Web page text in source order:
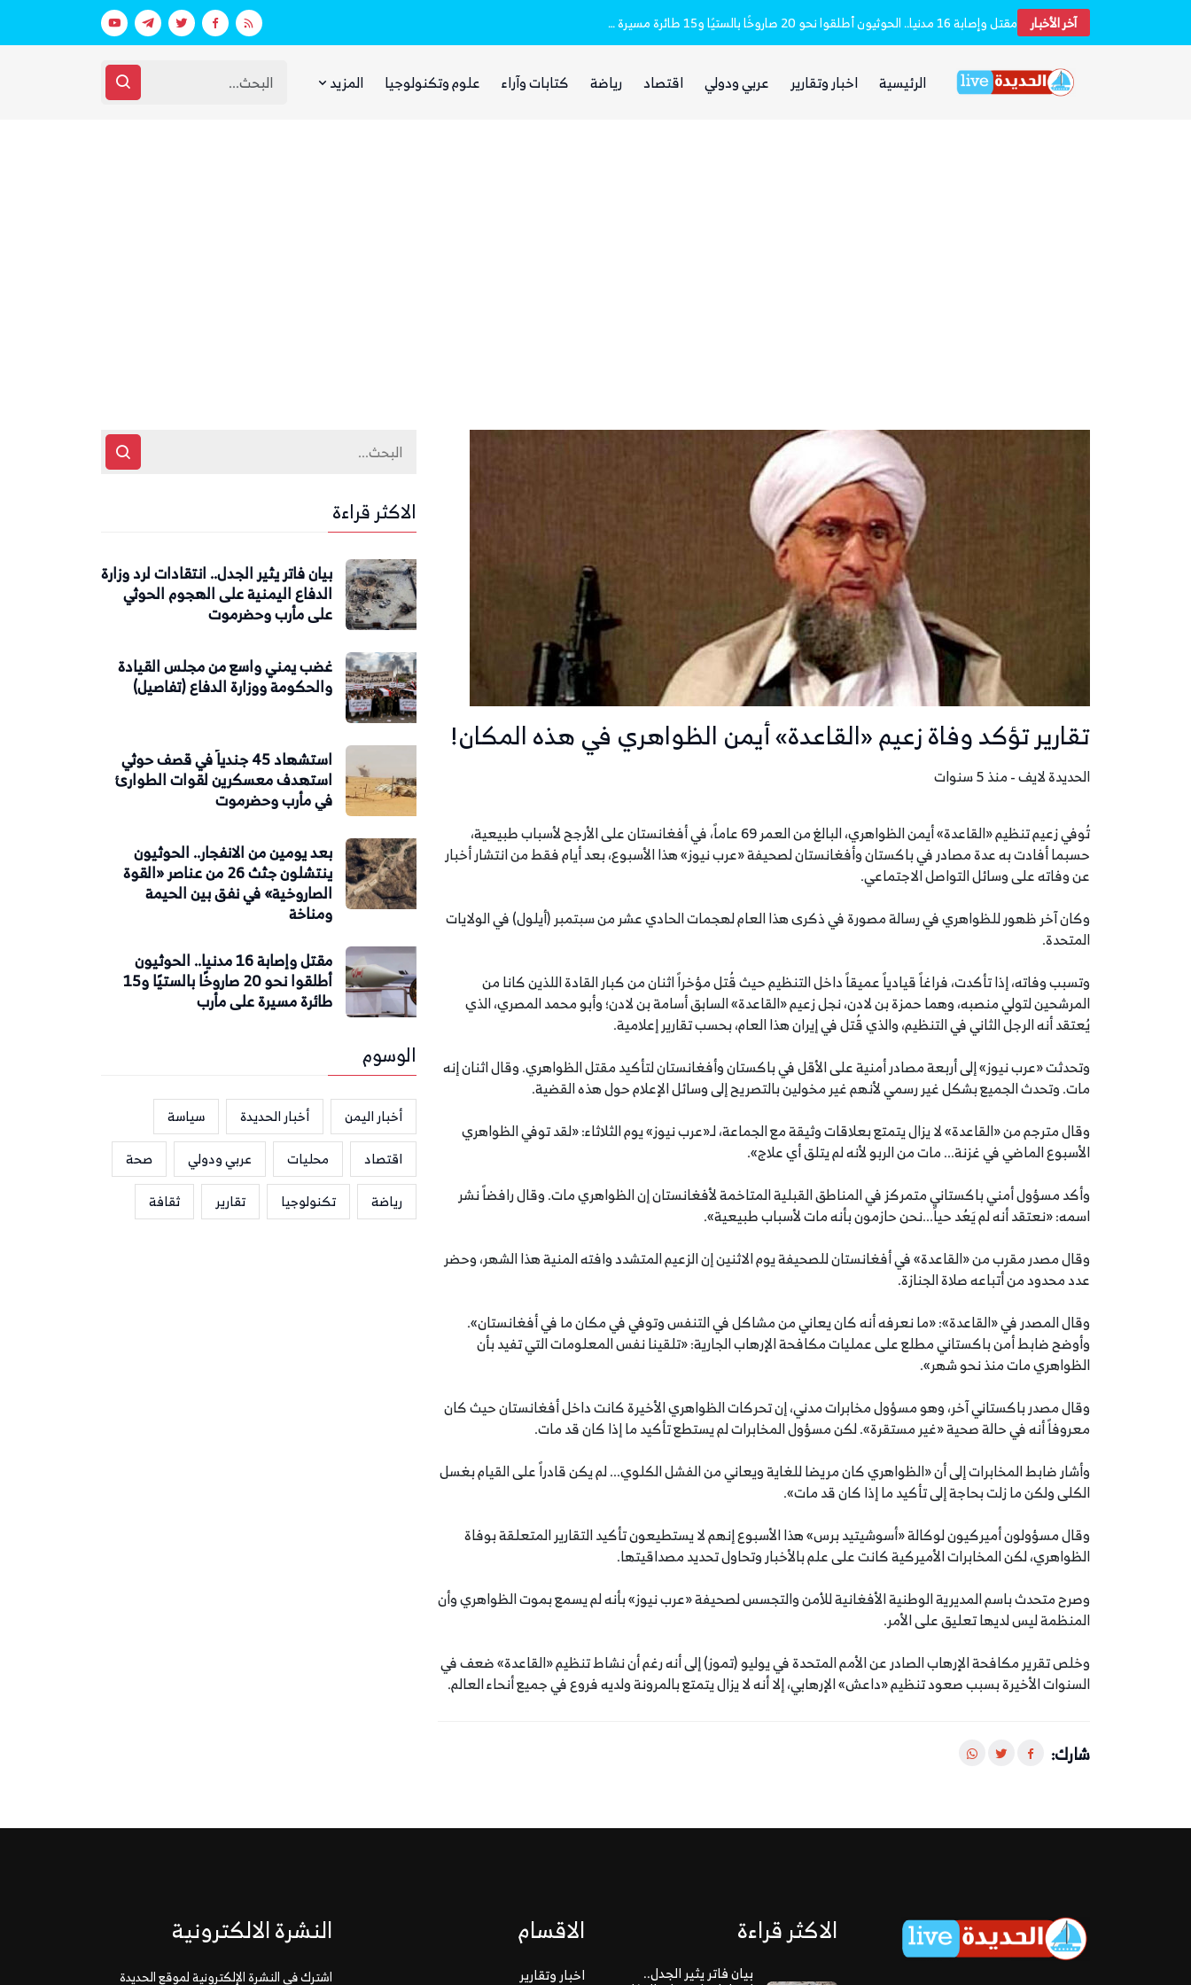
آخر الأخباربعد يومين من الانفجار.. الحوثيون ينتشلون جثث 26 من عناصر «القوة الصاروخية» في نفق بين الحيمة ومناخة مقتل وإصابة 16 مدنيا.. الحوثيون أطلقوا نحو 20 صاروخًا بالستيًا و15 طائرة مسيرة على مأرب
الرئيسية اخبار وتقارير عربي ودولي اقتصاد رياضة كتابات وآراء علوم وتكنولوجيا المزيد
تقارير تؤكد وفاة زعيم «القاعدة» أيمن الظواهري في هذه المكان!
الحديدة لايف - منذ 5 سنوات
تُوفي زعيم تنظيم «القاعدة» أيمن الظواهري، البالغ من العمر 69 عاماً، في أفغانستان على الأرجح لأسباب طبيعية،
حسبما أفادت به عدة مصادر في باكستان وأفغانستان لصحيفة «عرب نيوز» هذا الأسبوع، بعد أيام فقط من انتشار أخبار
عن وفاته على وسائل التواصل الاجتماعي.
وكان آخر ظهور للظواهري في رسالة مصورة في ذكرى هذا العام لهجمات الحادي عشر من سبتمبر (أيلول) في الولايات
المتحدة.
وتسبب وفاته، إذا تأكدت، فراغاً قيادياً عميقاً داخل التنظيم حيث قُتل مؤخراً اثنان من كبار القادة اللذين كانا من
المرشحين لتولي منصبه، وهما حمزة بن لادن، نجل زعيم «القاعدة» السابق أسامة بن لادن؛ وأبو محمد المصري، الذي
يُعتقد أنه الرجل الثاني في التنظيم، والذي قُتل في إيران هذا العام، بحسب تقارير إعلامية.
وتحدثت «عرب نيوز» إلى أربعة مصادر أمنية على الأقل في باكستان وأفغانستان لتأكيد مقتل الظواهري. وقال اثنان إنه
مات. وتحدث الجميع بشكل غير رسمي لأنهم غير مخولين بالتصريح إلى وسائل الإعلام حول هذه القضية.
وقال مترجم من «القاعدة» لا يزال يتمتع بعلاقات وثيقة مع الجماعة، لـ«عرب نيوز» يوم الثلاثاء: «لقد توفي الظواهري
الأسبوع الماضي في غزنة... مات من الربو لأنه لم يتلق أي علاج».
وأكد مسؤول أمني باكستاني متمركز في المناطق القبلية المتاخمة لأفغانستان إن الظواهري مات. وقال رافضاً نشر
اسمه: «نعتقد أنه لم يَعُد حياً...نحن حازمون بأنه مات لأسباب طبيعية».
وقال مصدر مقرب من «القاعدة» في أفغانستان للصحيفة يوم الاثنين إن الزعيم المتشدد وافته المنية هذا الشهر، وحضر
عدد محدود من أتباعه صلاة الجنازة.
وقال المصدر في «القاعدة»: «ما نعرفه أنه كان يعاني من مشاكل في التنفس وتوفي في مكان ما في أفغانستان».
وأوضح ضابط أمن باكستاني مطلع على عمليات مكافحة الإرهاب الجارية: «تلقينا نفس المعلومات التي تفيد بأن
الظواهري مات منذ نحو شهر».
وقال مصدر باكستاني آخر، وهو مسؤول مخابرات مدني، إن تحركات الظواهري الأخيرة كانت داخل أفغانستان حيث كان
معروفاً أنه في حالة صحية «غير مستقرة». لكن مسؤول المخابرات لم يستطع تأكيد ما إذا كان قد مات.
وأشار ضابط المخابرات إلى أن «الظواهري كان مريضا للغاية ويعاني من الفشل الكلوي... لم يكن قادراً على القيام بغسل
الكلى ولكن ما زلت بحاجة إلى تأكيد ما إذا كان قد مات».
وقال مسؤولون أميركيون لوكالة «أسوشيتيد برس» هذا الأسبوع إنهم لا يستطيعون تأكيد التقارير المتعلقة بوفاة
الظواهري، لكن المخابرات الأميركية كانت على علم بالأخبار وتحاول تحديد مصداقيتها.
وصرح متحدث باسم المديرية الوطنية الأفغانية للأمن والتجسس لصحيفة «عرب نيوز» بأنه لم يسمع بموت الظواهري وأن
المنظمة ليس لديها تعليق على الأمر.
وخلص تقرير مكافحة الإرهاب الصادر عن الأمم المتحدة في يوليو (تموز) إلى أنه رغم أن نشاط تنظيم «القاعدة» ضعف في
السنوات الأخيرة بسبب صعود تنظيم «داعش» الإرهابي، إلا أنه لا يزال يتمتع بالمرونة ولديه فروع في جميع أنحاء العالم.
شارك:
الاكثر قراءة
بيان فاتر يثير الجدل.. انتقادات لرد وزارة
الدفاع اليمنية على الهجوم الحوثي
على مأرب وحضرموت
غضب يمني واسع من مجلس القيادة
والحكومة ووزارة الدفاع (تفاصيل)
استشهاد 45 جندياً في قصف حوثي
استهدف معسكرين لقوات الطوارئ
في مأرب وحضرموت
بعد يومين من الانفجار.. الحوثيون
ينتشلون جثث 26 من عناصر «القوة
الصاروخية» في نفق بين الحيمة
ومناخة
مقتل وإصابة 16 مدنيا.. الحوثيون
أطلقوا نحو 20 صاروخًا بالستيًا و15
طائرة مسيرة على مأرب
الوسوم
أخبار اليمن أخبار الحديدة
سياسة
اقتصاد
محليات عربي ودولي
صحة
رياضة
تكنولوجيا تقارير ثقافة
الاكثر قراءة
بيان فاتر يثير الجدل..
الاقسام
اخبار وتقارير
النشرة الالكترونية
اشترك في النشرة الإلكترونية لموقع الحديدة